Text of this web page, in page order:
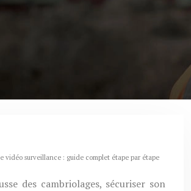
vidéo surveillance : guide complet étape par étape
des cambriolages, sécuriser son